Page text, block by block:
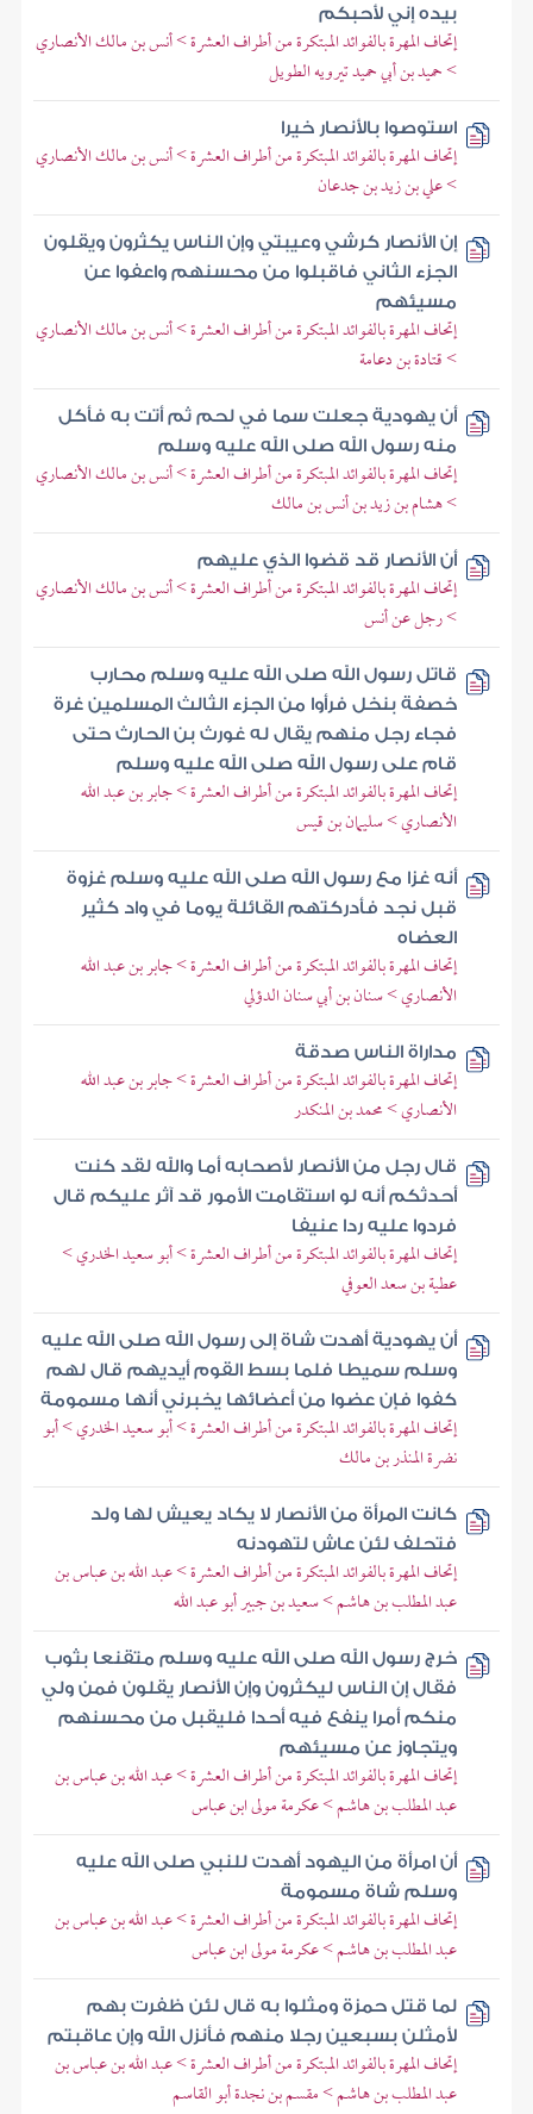
بيده إني لأحبكم
إتحاف المهرة بالفوائد المبتكرة من أطراف العشرة > أنس بن مالك الأنصاري
> حميد بن أبي حميد تيرويه الطويل
استوصوا بالأنصار خيرا
إتحاف المهرة بالفوائد المبتكرة من أطراف العشرة > أنس بن مالك الأنصاري
> علي بن زيد بن جدعان
إن الأنصار كرشي وعيبتي وإن الناس يكثرون ويقلون
الجزء الثاني فاقبلوا من محسنهم واعفوا عن
مسيئهم
إتحاف المهرة بالفوائد المبتكرة من أطراف العشرة > أنس بن مالك الأنصاري
> قتادة بن دعامة
أن يهودية جعلت سما في لحم ثم أتت به فأكل
منه رسول الله صلى الله عليه وسلم
إتحاف المهرة بالفوائد المبتكرة من أطراف العشرة > أنس بن مالك الأنصاري
> هشام بن زيد بن أنس بن مالك
أن الأنصار قد قضوا الذي عليهم
إتحاف المهرة بالفوائد المبتكرة من أطراف العشرة > أنس بن مالك الأنصاري
> رجل عن أنس
قاتل رسول الله صلى الله عليه وسلم محارب
خصفة بنخل فرأوا من الجزء الثالث المسلمين غرة
فجاء رجل منهم يقال له غورث بن الحارث حتى
قام على رسول الله صلى الله عليه وسلم
إتحاف المهرة بالفوائد المبتكرة من أطراف العشرة > جابر بن عبد الله
الأنصاري > سليمان بن قيس
أنه غزا مع رسول الله صلى الله عليه وسلم غزوة
قبل نجد فأدركتهم القائلة يوما في واد كثير
العضاه
إتحاف المهرة بالفوائد المبتكرة من أطراف العشرة > جابر بن عبد الله
الأنصاري > سنان بن أبي سنان الدؤلي
مداراة الناس صدقة
إتحاف المهرة بالفوائد المبتكرة من أطراف العشرة > جابر بن عبد الله
الأنصاري > محمد بن المنكدر
قال رجل من الأنصار لأصحابه أما والله لقد كنت
أحدثكم أنه لو استقامت الأمور قد آثر عليكم قال
فردوا عليه ردا عنيفا
إتحاف المهرة بالفوائد المبتكرة من أطراف العشرة > أبو سعيد الخدري >
عطية بن سعد العوفي
أن يهودية أهدت شاة إلى رسول الله صلى الله عليه
وسلم سميطا فلما بسط القوم أيديهم قال لهم
كفوا فإن عضوا من أعضائها يخبرني أنها مسمومة
إتحاف المهرة بالفوائد المبتكرة من أطراف العشرة > أبو سعيد الخدري > أبو
نضرة المنذر بن مالك
كانت المرأة من الأنصار لا يكاد يعيش لها ولد
فتحلف لئن عاش لتهودنه
إتحاف المهرة بالفوائد المبتكرة من أطراف العشرة > عبد الله بن عباس بن
عبد المطلب بن هاشم > سعيد بن جبير أبو عبد الله
خرج رسول الله صلى الله عليه وسلم متقنعا بثوب
فقال إن الناس ليكثرون وإن الأنصار يقلون فمن ولي
منكم أمرا ينفع فيه أحدا فليقبل من محسنهم
ويتجاوز عن مسيئهم
إتحاف المهرة بالفوائد المبتكرة من أطراف العشرة > عبد الله بن عباس بن
عبد المطلب بن هاشم > عكرمة مولى ابن عباس
أن امرأة من اليهود أهدت للنبي صلى الله عليه
وسلم شاة مسمومة
إتحاف المهرة بالفوائد المبتكرة من أطراف العشرة > عبد الله بن عباس بن
عبد المطلب بن هاشم > عكرمة مولى ابن عباس
لما قتل حمزة ومثلوا به قال لئن ظفرت بهم
لأمثلن بسبعين رجلا منهم فأنزل الله وإن عاقبتم
إتحاف المهرة بالفوائد المبتكرة من أطراف العشرة > عبد الله بن عباس بن
عبد المطلب بن هاشم > مقسم بن نجدة أبو القاسم